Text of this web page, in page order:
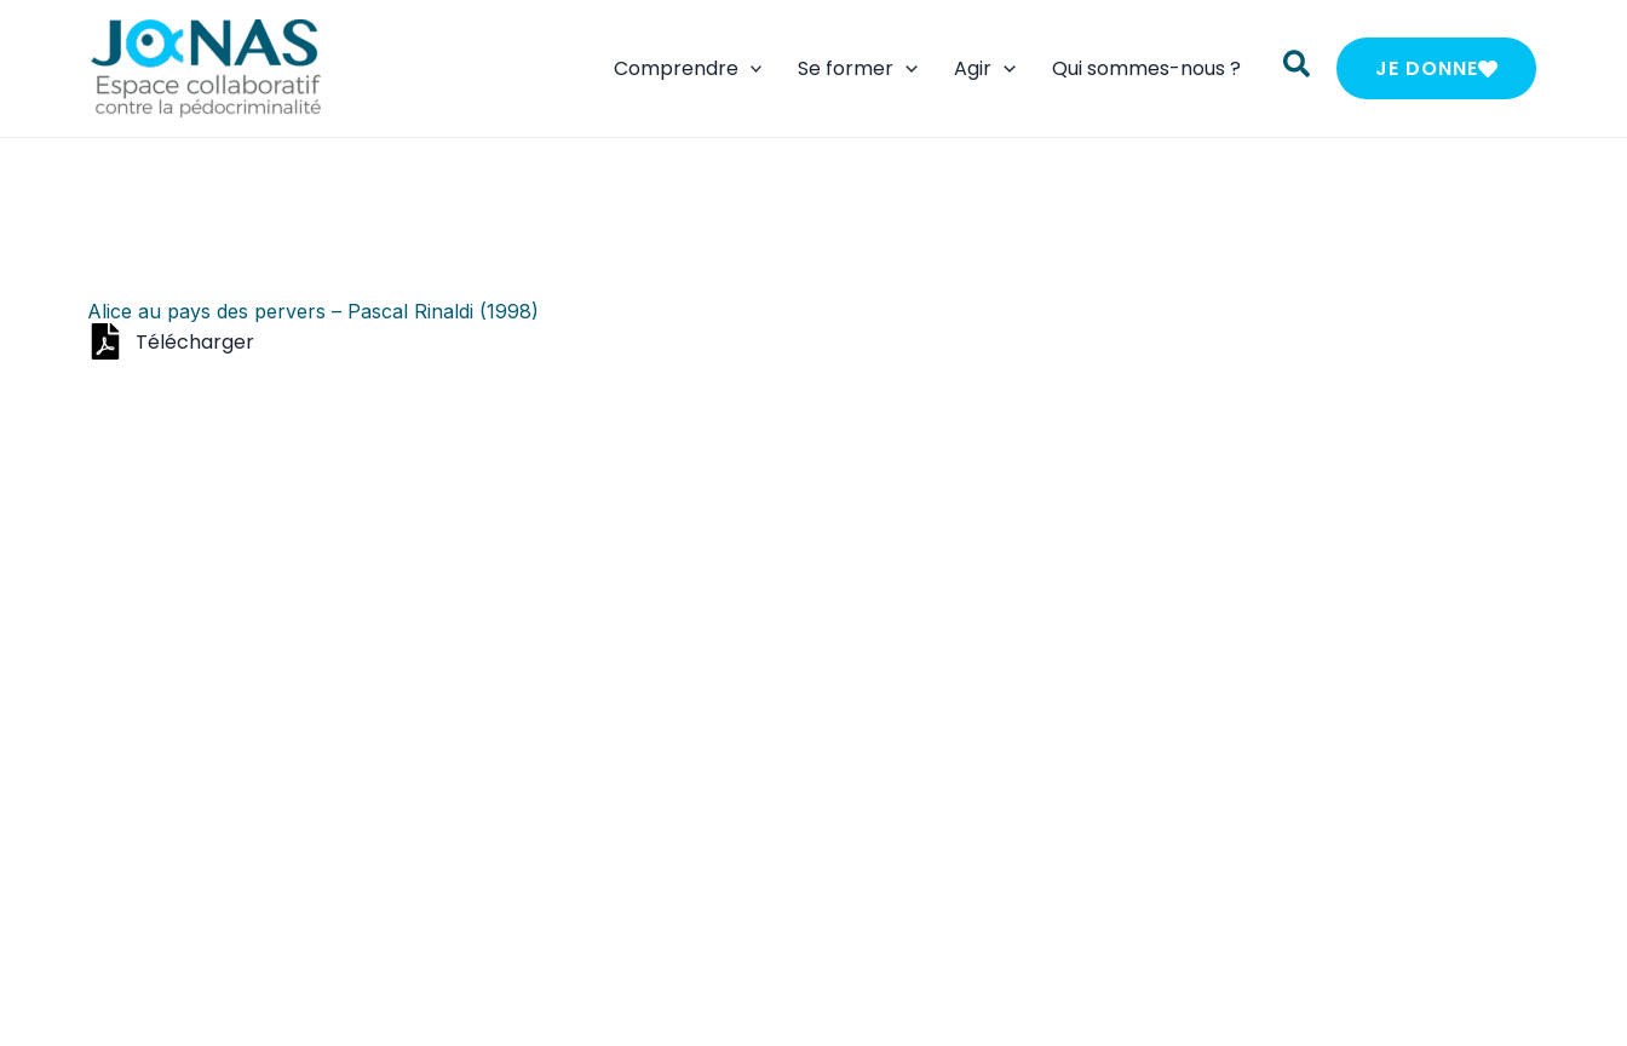
Comprendre Se former Agir Qui sommes-nous ? JE DONNE
Alice au pays des pervers – Pascal Rinaldi (1998)
Télécharger